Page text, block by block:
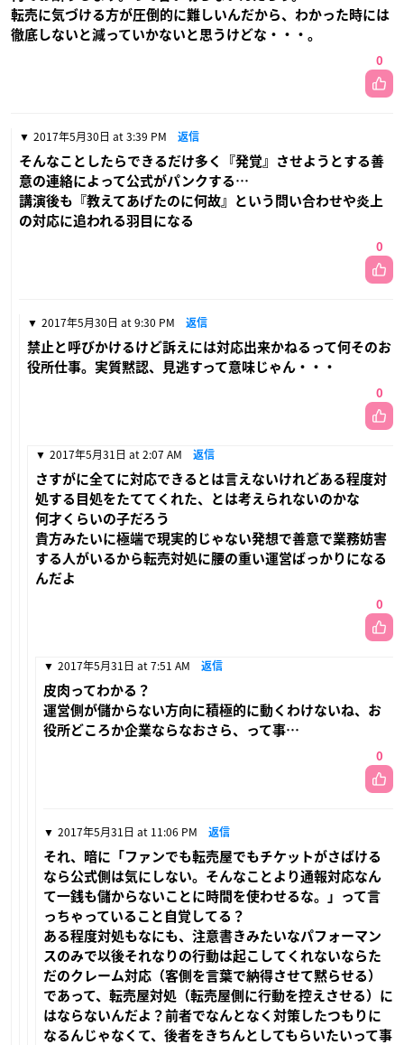
転売に気づける方が圧倒的に難しいんだから、わかった時には
徹底しないと減っていかないと思うけどな・・・。
0
2017年5月30日 at 3:39 PM 返信
そんなことしたらできるだけ多く『発覚』させようとする善
意の連絡によって公式がパンクする…
講演後も『教えてあげたのに何故』という問い合わせや炎上
の対応に追われる羽目になる
0
2017年5月30日 at 9:30 PM 返信
禁止と呼びかけるけど訴えには対応出来かねるって何そのお
役所仕事。実質黙認、見逃すって意味じゃん・・・
0
2017年5月31日 at 2:07 AM 返信
さすがに全てに対応できるとは言えないけれどある程度対
処する目処をたててくれた、とは考えられないのかな
何才くらいの子だろう
貴方みたいに極端で現実的じゃない発想で善意で業務妨害
する人がいるから転売対処に腰の重い運営ばっかりになる
んだよ
0
2017年5月31日 at 7:51 AM 返信
皮肉ってわかる？
運営側が儲からない方向に積極的に動くわけないね、お
役所どころか企業ならなおさら、って事…
0
2017年5月31日 at 11:06 PM 返信
それ、暗に「ファンでも転売屋でもチケットがさばける
なら公式側は気にしない。そんなことより通報対応なん
て一銭も儲からないことに時間を使わせるな。」って言
っちゃっていること自覚してる？
ある程度対処もなにも、注意書きみたいなパフォーマン
スのみで以後それなりの行動は起こしてくれないならた
だのクレーム対応（客側を言葉で納得させて黙らせる）
であって、転売屋対処（転売屋側に行動を控えさせる）に
はならないんだよ？前者でなんとなく対策したつもりに
なるんじゃなくて、後者をきちんとしてもらいたいって事